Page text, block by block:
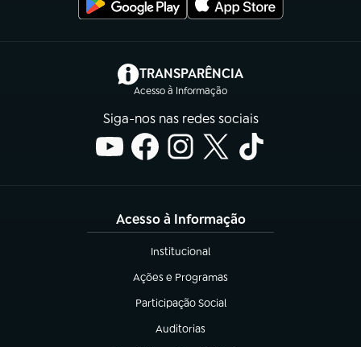
TRANSPARÊNCIA
Acesso à Informação
(abre em nova aba)
Siga-nos nas redes sociais
Acesso à Informação
Institucional
(abre em nova aba)
Ações e Programas
(abre em nova aba)
Participação Social
(abre em nova aba)
Auditorias
(abre em nova aba)